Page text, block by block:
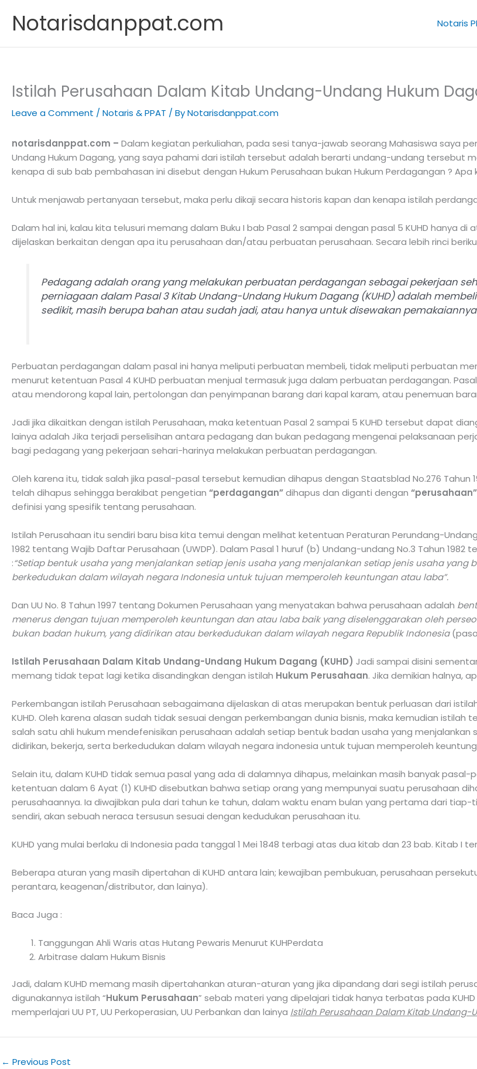
content
Notarisdanppat.com Notaris
Istilah Perusahaan Dalam Kitab Undang-Undang Hukum
Leave a Comment / Notaris & PPAT / ByNotarisdanppat.com
notarisdanppat.com – Dalam kegiatan perkuliahan, pada sesi tanya-jawab seorang Mahasiswa saya
Undang Hukum Dagang, yang saya pahami dari istilah tersebut adalah berarti undang-undang tersebut
kenapa di sub bab pembahasan ini disebut dengan Hukum Perusahaan bukan Hukum Perdagangan ?
Untuk menjawab pertanyaan tersebut, maka perlu dikaji secara historis kapan dan kenapa istilah
Dalam hal ini, kalau kita telusuri memang dalam Buku I bab Pasal 2 sampai dengan pasal 5 KUHD hanya
dijelaskan berkaitan dengan apa itu perusahaan dan/atau perbuatan perusahaan. Secara lebih rinci
Pedagang adalah orang yang melakukan perbuatan perdagangan sebagai pekerjaan
perniagaan dalam Pasal 3 Kitab Undang-Undang Hukum Dagang (KUHD) adalah
sedikit, masih berupa bahan atau sudah jadi, atau hanya untuk disewakan
Perbuatan perdagangan dalam pasal ini hanya meliputi perbuatan membeli, tidak meliputi perbuatan
menurut ketentuan Pasal 4 KUHD perbuatan menjual termasuk juga dalam perbuatan perdagangan.
atau mendorong kapal lain, pertolongan dan penyimpanan barang dari kapal karam, atau penemuan
Jadi jika dikaitkan dengan istilah Perusahaan, maka ketentuan Pasal 2 sampai 5 KUHD tersebut dapat
lainya adalah Jika terjadi perselisihan antara pedagang dan bukan pedagang mengenai pelaksanaan
bagi pedagang yang pekerjaan sehari-harinya melakukan perbuatan perdagangan.
Oleh karena itu, tidak salah jika pasal-pasal tersebut kemudian dihapus dengan Staatsblad No.276 Tahun
telah dihapus sehingga berakibat pengetian “perdagangan”dihapus dan diganti dengan “perusahaan”
definisi yang spesifik tentang perusahaan.
Istilah Perusahaan itu sendiri baru bisa kita temui dengan melihat ketentuan Peraturan Perundang-
1982 tentang Wajib Daftar Perusahaan (UWDP). Dalam Pasal 1 huruf (b) Undang-undang No.3 Tahun
:“Setiap bentuk usaha yang menjalankan setiap jenis usaha yang menjalankan setiap jenis usaha
berkedudukan dalam wilayah negara Indonesia untuk tujuan memperoleh keuntungan atau laba”.
Dan UU No. 8 Tahun 1997 tentang Dokumen Perusahaan yang menyatakan bahwa perusahaan adalah
menerus dengan tujuan memperoleh keuntungan dan atau laba baik yang diselenggarakan oleh
bukan badan hukum, yang didirikan atau berkedudukan dalam wilayah negara Republik Indonesia
Istilah Perusahaan Dalam Kitab Undang-Undang Hukum Dagang (KUHD) Jadi sampai disini
memang tidak tepat lagi ketika disandingkan dengan istilah Hukum Perusahaan. Jika demikian halnya,
Perkembangan istilah Perusahaan sebagaimana dijelaskan di atas merupakan bentuk perluasan dari
KUHD. Oleh karena alasan sudah tidak sesuai dengan perkembangan dunia bisnis, maka kemudian
salah satu ahli hukum mendefenisikan perusahaan adalah setiap bentuk badan usaha yang
didirikan, bekerja, serta berkedudukan dalam wilayah negara indonesia untuk tujuan memperoleh
Selain itu, dalam KUHD tidak semua pasal yang ada di dalamnya dihapus, melainkan masih banyak
ketentuan dalam 6 Ayat (1) KUHD disebutkan bahwa setiap orang yang mempunyai suatu perusahaan
perusahaannya. Ia diwajibkan pula dari tahun ke tahun, dalam waktu enam bulan yang pertama dari
sendiri, akan sebuah neraca tersusun sesuai dengan kedudukan perusahaan itu.
KUHD yang mulai berlaku di Indonesia pada tanggal 1 Mei 1848 terbagi atas dua kitab dan 23 bab. Kitab I
Beberapa aturan yang masih dipertahan di KUHD antara lain; kewajiban pembukuan, perusahaan
perantara, keagenan/distributor, dan lainya).
Baca Juga :
Tanggungan Ahli Waris atas Hutang Pewaris Menurut KUHPerdata
Arbitrase dalam Hukum Bisnis
Jadi, dalam KUHD memang masih dipertahankan aturan-aturan yang jika dipandang dari segi istilah
digunakannya istilah “Hukum Perusahaan” sebab materi yang dipelajari tidak hanya terbatas pada
memperlajari UU PT, UU Perkoperasian, UU Perbankan dan lainya Istilah Perusahaan Dalam Kitab Undang-
← Previous Post